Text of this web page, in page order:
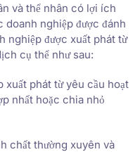
và thể nhân có lợi ích
doanh nghiệp được đánh
nghiệp được xuất phát từ
cụ thể như sau:
xuất phát từ yêu cầu hoạt
nhất hoặc chia nhỏ
chất thường xuyên và